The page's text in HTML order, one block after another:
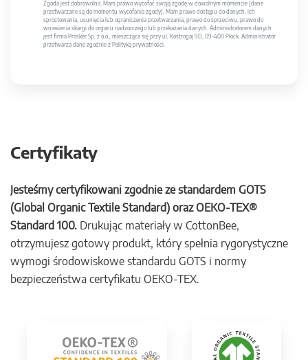
Zgoda jest dobrowolna. Mam prawo wycofać swoją zgodę w dowolnym momencie (dane
przetwarzane są do momentu wycofania zgody). Mam prawo dostępu do danych, ich
sprostowania, usunięcia lub ograniczenia przetwarzania, prawo do sprzeciwu, prawo do
wniesienia skargi do organu nadzorczego lub przekazania danych. Administratorem danych
jest firma Prosker Sp. z o.o., mieszcząca się przy ul. Kostrogaj 9D, 09-400 Płock. Administrator
przetwarza dane zgodnie z Polityką prywatności.
Certyfikaty
Jesteśmy certyfikowani zgodnie ze standardem GOTS
(Global Organic Textile Standard) oraz OEKO-TEX®
Standard 100. Drukując materiały w CottonBee,
otrzymujesz gotowy produkt, który spełnia rygorystyczne
wymogi środowiskowe standardu GOTS i normy
bezpieczeństwa certyfikatu OEKO-TEX.